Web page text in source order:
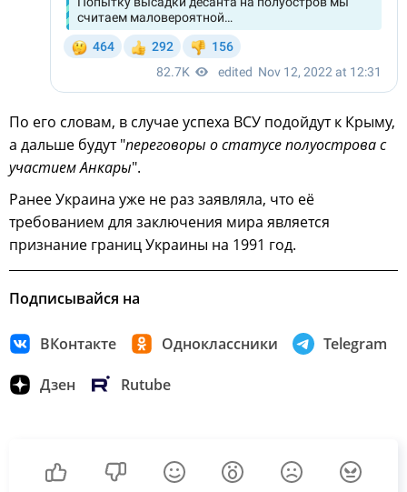
По его словам, в случае успеха ВСУ подойдут к Крыму,
а дальше будут "переговоры о статусе полуострова с
участием Анкары".
Ранее Украина уже не раз заявляла, что её
требованием для заключения мира является
признание границ Украины на 1991 год.
Подписывайся на
ВКонтакте Одноклассники Telegram
Дзен Rutube